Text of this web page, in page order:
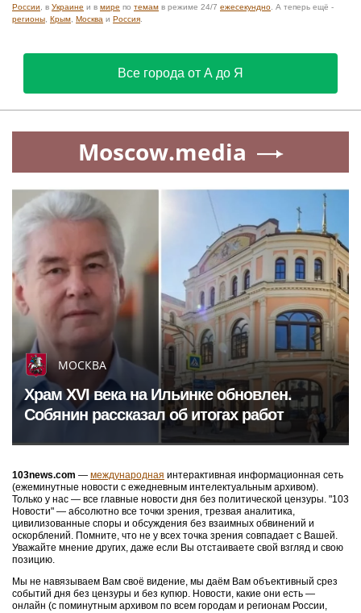
России , в Украине и в мире по темам в режиме 24/7 ежесекундно . А теперь ещё -
регионы Крым Москва и Россия
Все города от А до Я
Moscow.media
МОСКВА
Храм XVI века на Ильинке обновлен.
Собянин рассказал об итогах работ
103news.com — международная интерактивная информационная сеть
(ежеминутные новости с ежедневным интелектуальным архивом).
Только у нас — все главные новости дня без политической цензуры. "103
Новости" — абсолютно все точки зрения, трезвая аналитика,
цивилизованные споры и обсуждения без взаимных обвинений и
оскорблений. Помните, что не у всех точка зрения совпадает с Вашей.
Уважайте мнение других, даже если Вы отстаиваете свой взгляд и свою
позицию.
Мы не навязываем Вам своё видение, мы даём Вам объективный срез
событий дня без цензуры и без купюр. Новости, какие они есть —
онлайн (с поминутным архивом по всем городам и регионам России,